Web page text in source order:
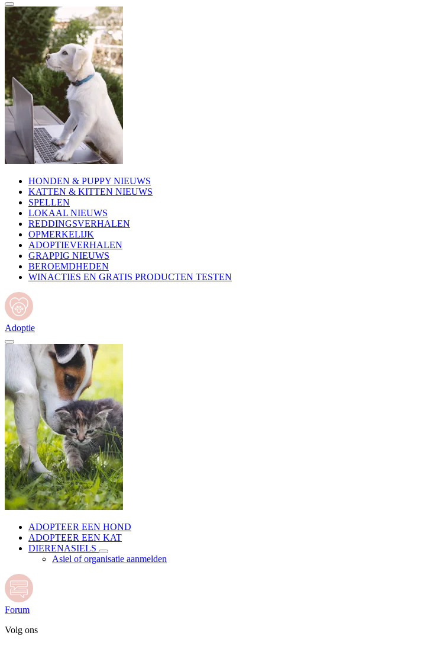
HONDEN & PUPPY NIEUWS
KATTEN & KITTEN NIEUWS
SPELLEN
LOKAAL NIEUWS
REDDINGSVERHALEN
OPMERKELIJK
ADOPTIEVERHALEN
GRAPPIG NIEUWS
BEROEMDHEDEN
WINACTIES EN GRATIS PRODUCTEN TESTEN
Adoptie
ADOPTEER EEN HOND
ADOPTEER EEN KAT
DIERENASIELS
Asiel of organisatie aanmelden
Forum
Volg ons